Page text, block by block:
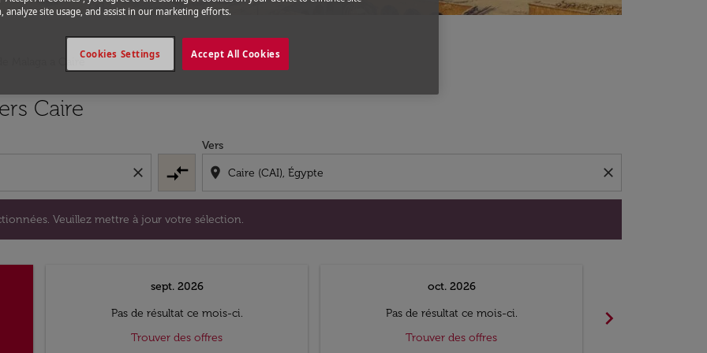
Malaga a Caire
Caire
close compare_arrows
Vers
location_on close
Veuillez mettre à jour votre sélection.
Veuillez mettre à jour votre sélection.
sept. 2026
Pas de résultat ce mois-ci.
Trouver des offres
oct. 2026
Pas de résultat ce mois-ci.
Trouver des offres
chevron_right
analyze site usage, and assist in our marketing efforts.
Accept All Cookies
Cookies Settings